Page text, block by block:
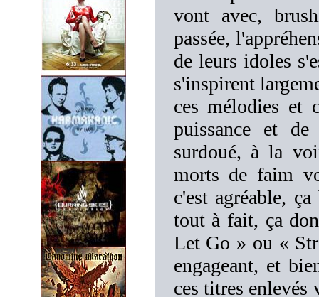
vont avec,
passée,
de leurs idoles
s'inspirent
ces mélodies et
puissance et
surdoué, à la
morts de faim
c'est agréable,
tout à fait, ça
Let Go » ou «
engageant, et
ces titres enlevés